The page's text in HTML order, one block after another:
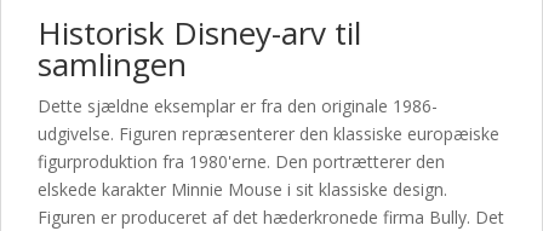
Historisk Disney-arv til
samlingen
Dette sjældne eksemplar er fra den originale 1986-
udgivelse. Figuren repræsenterer den klassiske europæiske
figurproduktion fra 1980'erne. Den portrætterer den
elskede karakter Minnie Mouse i sit klassiske design.
Figuren er produceret af det hæderkronede firma Bully. Det